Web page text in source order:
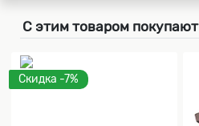
С этим товаром покупают
Скидка -7%